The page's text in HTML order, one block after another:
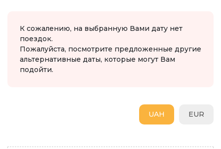
К сожалению, на выбранную Вами дату нет
поездок.
Пожалуйста, посмотрите предложенные другие
альтернативные даты, которые могут Вам
подойти.
EUR
UAH